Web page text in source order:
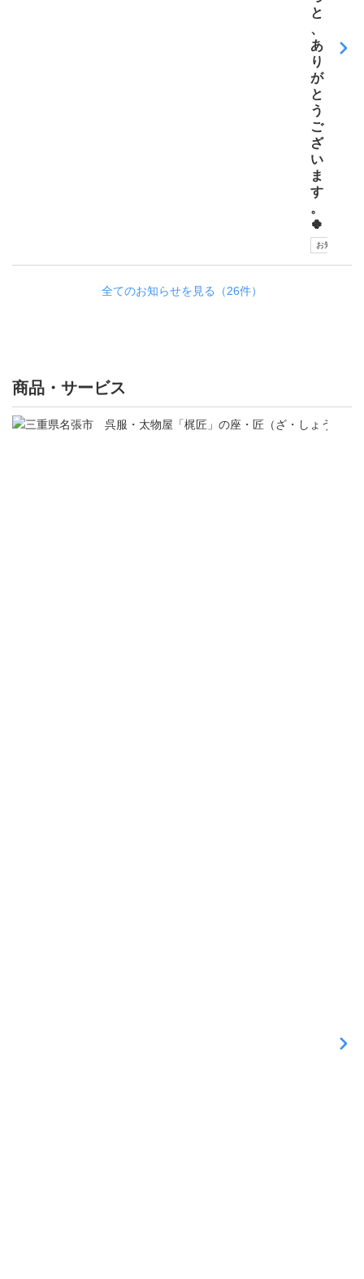
と
、
あ
り
が
と
う
ご
ざ
い
ま
す
。
🍀
お知らせ
全てのお知らせを見る（26件）
商品・サービス